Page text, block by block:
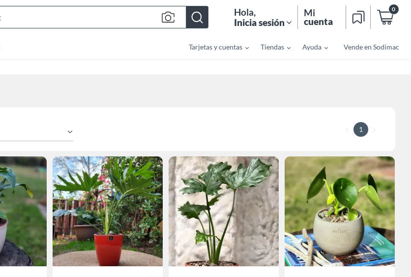
Bar
Hola,
Inicia sesión
Mi
cuenta
0
Tarjetas y cuentas Tiendas Ayuda Vende en Sodimac
1